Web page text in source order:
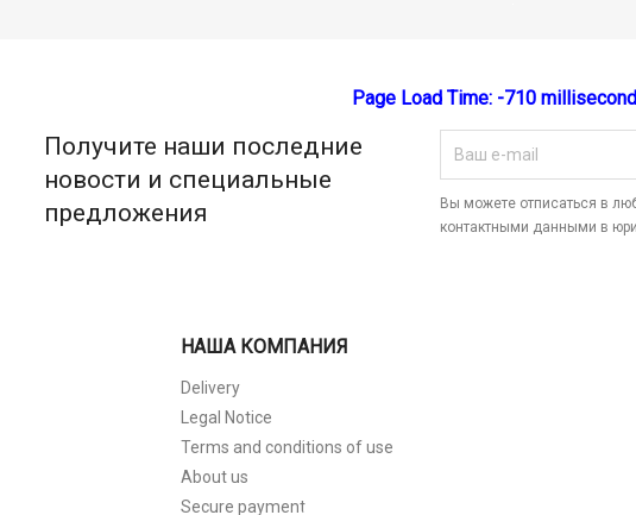
Page Load Time: -710
Получите наши последние
новости и специальные
предложения
Вы можете отписаться в
контактными данными в
НАША КОМПАНИЯ
Delivery
Legal Notice
Terms and conditions of use
About us
Secure payment